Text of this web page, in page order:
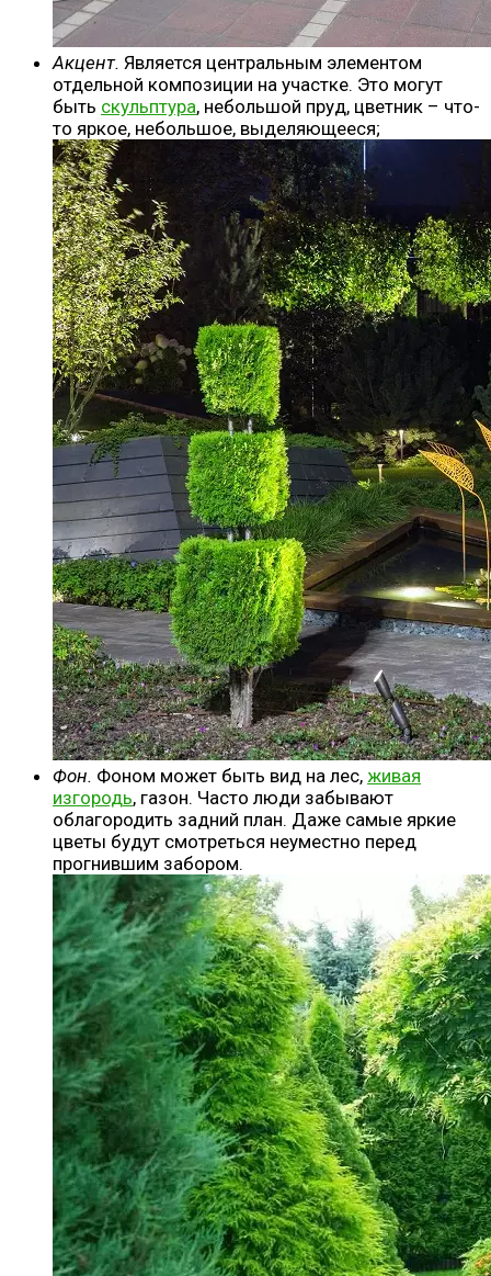
Акцент. Является центральным элементом
отдельной композиции на участке. Это могут
быть скульптура, небольшой пруд, цветник – что-
то яркое, небольшое, выделяющееся;
Фон. Фоном может быть вид на лес, живая
изгородь, газон. Часто люди забывают
облагородить задний план. Даже самые яркие
цветы будут смотреться неуместно перед
прогнившим забором.